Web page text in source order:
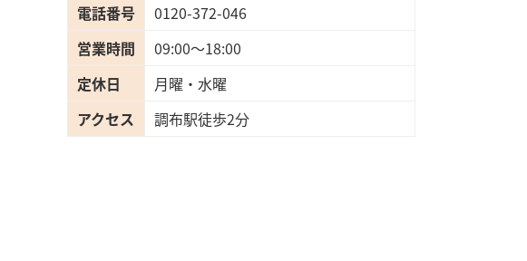
電話番号
0120-372-046
営業時間
09:00〜18:00
定休日
月曜・水曜
アクセス
調布駅徒歩2分